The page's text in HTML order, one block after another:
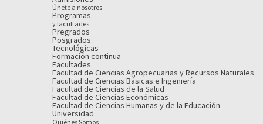
Únete a nosotros
Programas
y facultades
Pregrados
Posgrados
Tecnológicas
Formación continua
Facultades
Facultad de Ciencias Agropecuarias y Recursos Naturales
Facultad de Ciencias Básicas e Ingeniería
Facultad de Ciencias de la Salud
Facultad de Ciencias Económicas
Facultad de Ciencias Humanas y de la Educación
Universidad
Quiénes Somos